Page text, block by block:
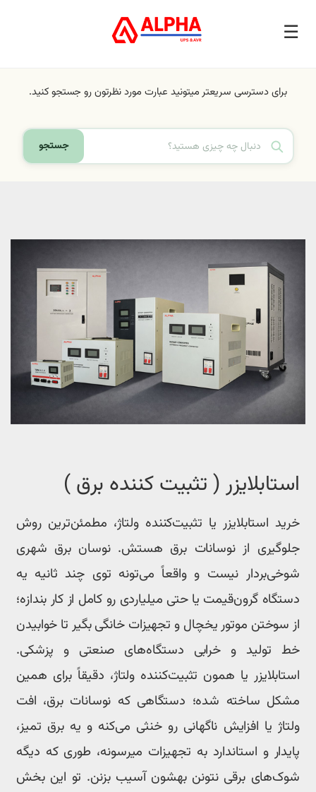
برای دسترسی سریعتر میتونید عبارت مورد نظرتون رو جستجو کنید.
جستجو
( تثبیت کننده برق )
استابلایزر یا تثبیت‌کننده ولتاژ، مطمئن‌ترین روش
از نوسانات برق هستش. نوسان برق شهری
نیست و واقعاً می‌تونه توی چند ثانیه یه
گرون‌قیمت یا حتی میلیاردی رو کامل از کار بندازه؛
سوختن موتور یخچال و تجهیزات خانگی بگیر تا خوابیدن
تولید و خرابی دستگاه‌های صنعتی و پزشکی.
یا همون تثبیت‌کننده ولتاژ، دقیقاً برای همین
ساخته شده؛ دستگاهی که نوسانات برق، افت
یا افزایش ناگهانی رو خنثی می‌کنه و یه برق تمیز،
و استاندارد به تجهیزات میرسونه، طوری که دیگه
برقی نتونن بهشون آسیب بزنن. تو این بخش